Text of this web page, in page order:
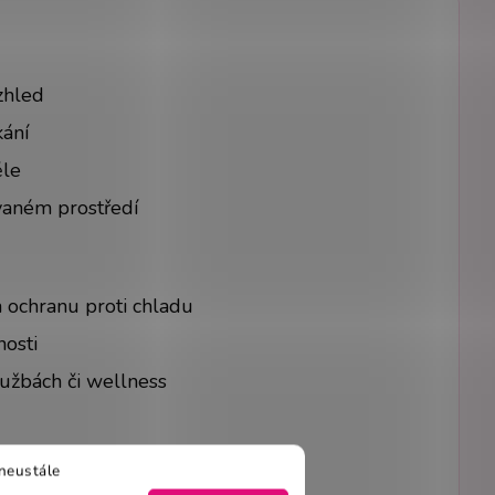
prostředí
ochranu proti chladu
či wellness